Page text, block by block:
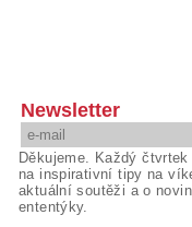
Newsletter
Děkujeme. Každý
na inspirativní tipy na
aktuální soutěži a o
ententýky.